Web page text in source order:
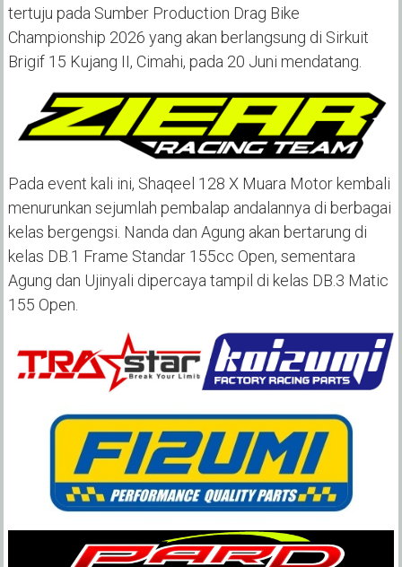
tertuju pada Sumber Production Drag Bike
Championship 2026 yang akan berlangsung di Sirkuit
Brigif 15 Kujang II, Cimahi, pada 20 Juni mendatang.
‎Pada event kali ini, Shaqeel 128 X Muara Motor kembali
menurunkan sejumlah pembalap andalannya di berbagai
kelas bergengsi. Nanda dan Agung akan bertarung di
kelas DB.1 Frame Standar 155cc Open, sementara
Agung dan Ujinyali dipercaya tampil di kelas DB.3 Matic
155 Open.